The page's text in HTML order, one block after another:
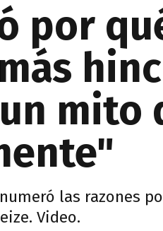
por
mito
las razones
Video.